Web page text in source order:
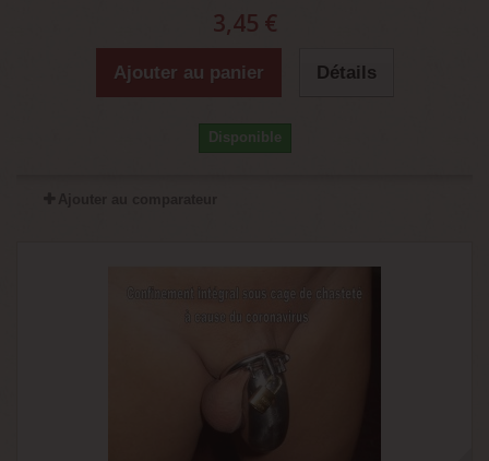
3,45 €
Ajouter au panier Détails
Disponible